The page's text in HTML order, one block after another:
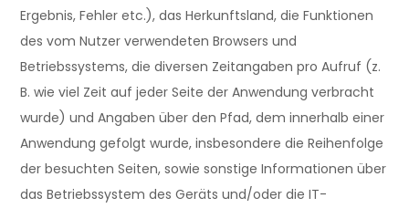
Ergebnis, Fehler etc.), das Herkunftsland, die Funktionen
des vom Nutzer verwendeten Browsers und
Betriebssystems, die diversen Zeitangaben pro Aufruf (z.
B. wie viel Zeit auf jeder Seite der Anwendung verbracht
wurde) und Angaben über den Pfad, dem innerhalb einer
Anwendung gefolgt wurde, insbesondere die Reihenfolge
der besuchten Seiten, sowie sonstige Informationen über
das Betriebssystem des Geräts und/oder die IT-